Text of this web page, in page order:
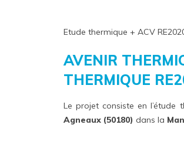
Etude thermique + ACV
AVENIR
THERMIQUE
Le projet consiste en l’étude
Agneaux (50180) dans la